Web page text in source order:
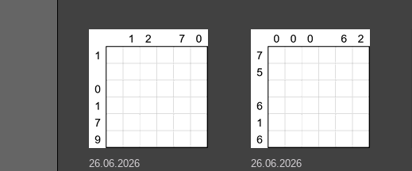
26.06.2026 26.06.2026